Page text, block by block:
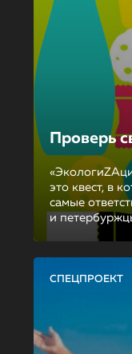
Проверь
это квест, в
самые
и
СПЕЦПРОЕКТ